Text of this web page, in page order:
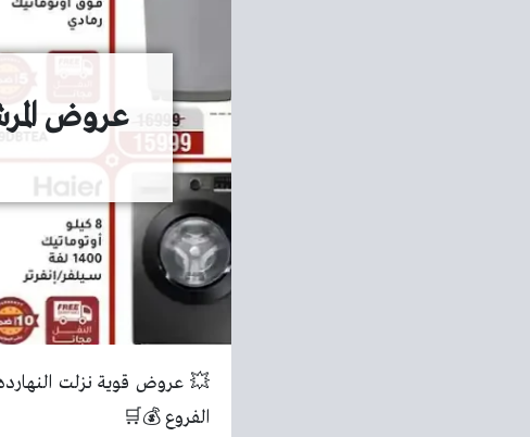
عروض المرشدى اليوم 10
💥 عروض قوية نزلت
الفروع 💰🛒